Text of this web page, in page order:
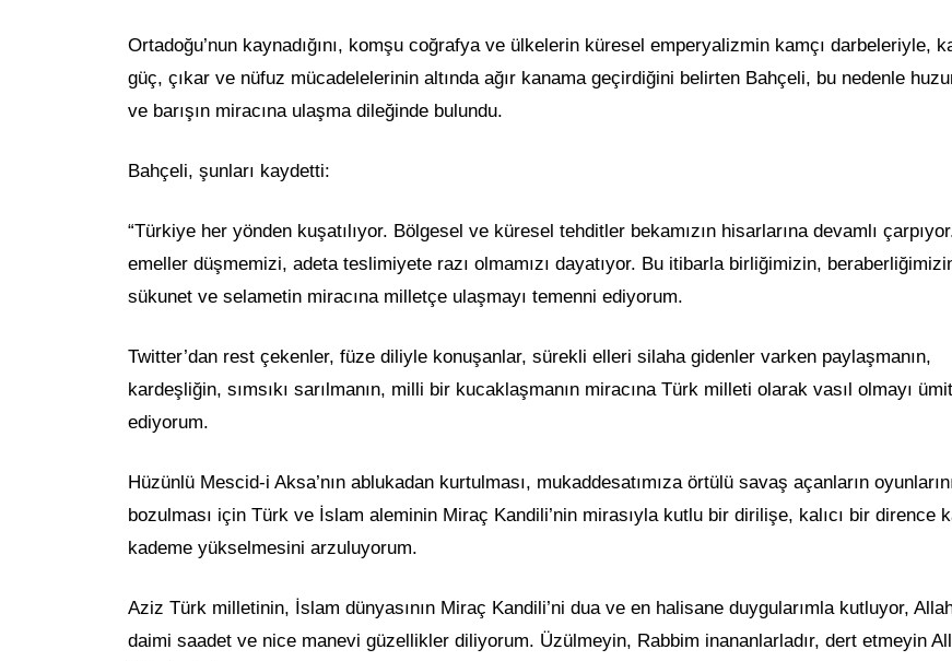
Ortadoğu’nun kaynadığını, komşu coğrafya ve ülkelerin küresel emperyalizmin kamçı darbeleriyle,
güç, çıkar ve nüfuz mücadelelerinin altında ağır kanama geçirdiğini belirten Bahçeli, bu nedenle
ve barışın miracına ulaşma dileğinde bulundu.
Bahçeli, şunları kaydetti:
“Türkiye her yönden kuşatılıyor. Bölgesel ve küresel tehditler bekamızın hisarlarına devamlı
emeller düşmemizi, adeta teslimiyete razı olmamızı dayatıyor. Bu itibarla birliğimizin,
sükunet ve selametin miracına milletçe ulaşmayı temenni ediyorum.
Twitter’dan rest çekenler, füze diliyle konuşanlar, sürekli elleri silaha gidenler varken paylaşmanın,
kardeşliğin, sımsıkı sarılmanın, milli bir kucaklaşmanın miracına Türk milleti olarak vasıl olmayı ümit
ediyorum.
Hüzünlü Mescid-i Aksa’nın ablukadan kurtulması, mukaddesatımıza örtülü savaş açanların
bozulması için Türk ve İslam aleminin Miraç Kandili’nin mirasıyla kutlu bir dirilişe, kalıcı bir dirence
kademe yükselmesini arzuluyorum.
Aziz Türk milletinin, İslam dünyasının Miraç Kandili’ni dua ve en halisane duygularımla kutluyor,
daimi saadet ve nice manevi güzellikler diliyorum. Üzülmeyin, Rabbim inananlarladır, dert etmeyin